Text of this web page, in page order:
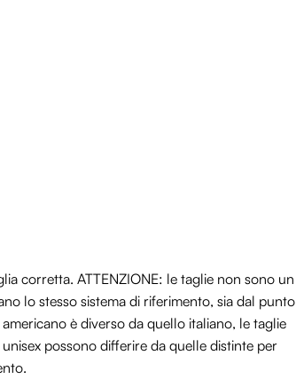
corretta. ATTENZIONE: le taglie non sono un
lo stesso sistema di riferimento, sia dal punto
è diverso da quello italiano, le taglie
possono differire da quelle distinte per